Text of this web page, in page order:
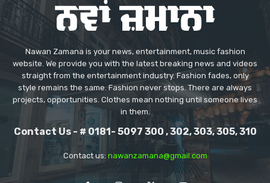
Nawan Zamana is your news, entertainment, music fashion
website. We provide you with the latest breaking news and videos
straight from the entertainment industry. Fashion fades, only
style remains the same. Fashion never stops. There are always
projects, opportunities. Clothes mean nothing until someone lives
in them.
Contact Us - # 0181- 5097 300 , 302, 303, 305, 310
Contact us: nawanzamana@gmail.com